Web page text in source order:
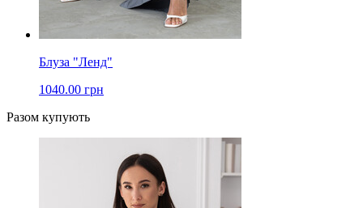
Блуза "Ленд"
1040.00 грн
Разом купують